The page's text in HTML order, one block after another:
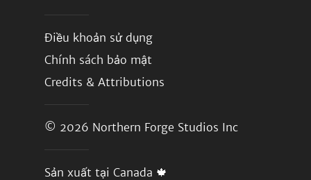
Điều khoản sử dụng
Chính sách bảo mật
Credits & Attributions
© 2026 Northern Forge Studios Inc
Sản xuất tại Canada 🍁